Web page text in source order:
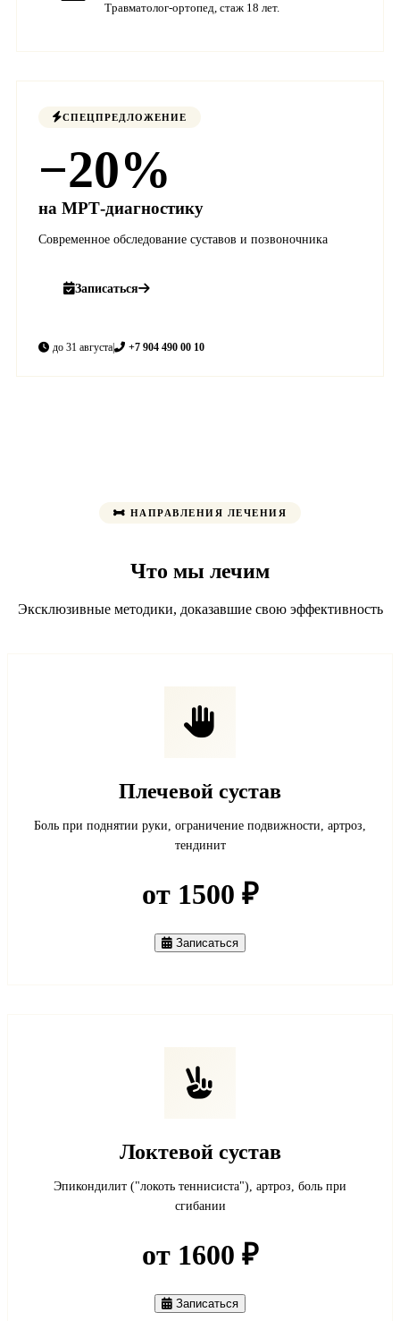
Травматолог-ортопед, стаж 18 лет.
СПЕЦПРЕДЛОЖЕНИЕ
−20%
на МРТ-диагностику
Современное обследование суставов и позвоночника
Записаться
до 31 августа +7 904 490 00 10
НАПРАВЛЕНИЯ ЛЕЧЕНИЯ
Что мы лечим
Эксклюзивные методики, доказавшие свою эффективность
Плечевой сустав
Боль при поднятии руки, ограничение подвижности, артроз,
тендинит
от 1500 ₽
Записаться
Локтевой сустав
Эпикондилит ("локоть теннисиста"), артроз, боль при
сгибании
от 1600 ₽
Записаться